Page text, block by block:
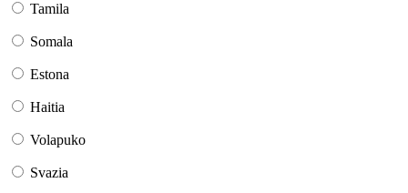
Tamila
Somala
Estona
Haitia
Volapuko
Svazia